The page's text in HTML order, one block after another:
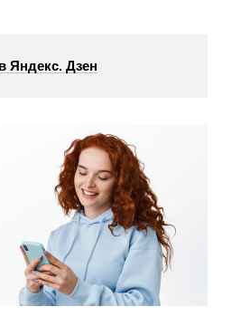
Яндекс. Дзен